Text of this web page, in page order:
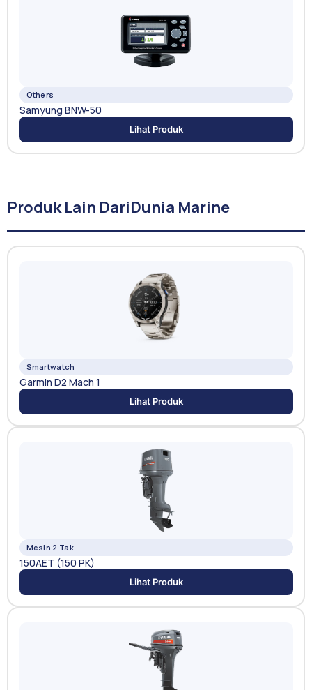
Others
Samyung BNW-50
Lihat Produk
Produk Lain DariDunia Marine
Smartwatch
Garmin D2 Mach 1
Lihat Produk
Mesin 2 Tak
150AET (150 PK)
Lihat Produk